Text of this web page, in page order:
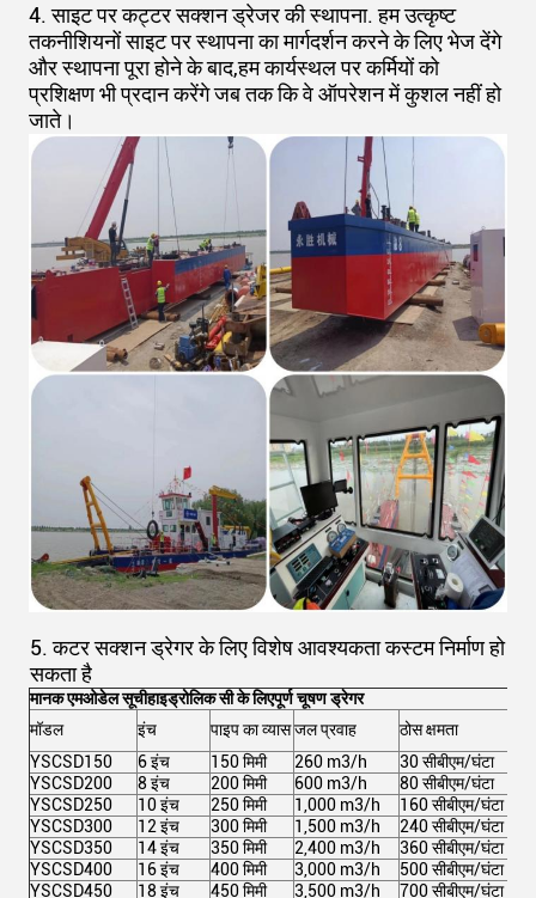
4. साइट पर कट्टर सक्शन ड्रेजर की स्थापना. हम उत्कृष्ट
तकनीशियनों साइट पर स्थापना का मार्गदर्शन करने के लिए भेज देंगे
और स्थापना पूरा होने के बाद,हम कार्यस्थल पर कर्मियों को
प्रशिक्षण भी प्रदान करेंगे जब तक कि वे ऑपरेशन में कुशल नहीं हो
जाते।
5. कटर सक्शन ड्रेगर के लिए विशेष आवश्यकता कस्टम निर्माण हो
सकता है
मानक एमओडेल सूचीहाइड्रोलिक सी के लिएपूर्ण चूषण ड्रेगर
मॉडल
इंच पाइप का व्यासजल प्रवाह ठोस क्षमता
YSCSD150
6 इंच 150 मिमी 260 m3/h 30 सीबीएम/घंटा
YSCSD200
8 इंच 200 मिमी 600 m3/h 80 सीबीएम/घंटा
YSCSD250
10 इंच 250 मिमी 1,000 m3/h 160 सीबीएम/घंटा
YSCSD300
12 इंच 300 मिमी 1,500 m3/h 240 सीबीएम/घंटा
YSCSD350
14 इंच 350 मिमी 2,400 m3/h 360 सीबीएम/घंटा
YSCSD400
16 इंच 400 मिमी 3,000 m3/h 500 सीबीएम/घंटा
YSCSD450
18 इंच 450 मिमी 3,500 m3/h 700 सीबीएम/घंटा